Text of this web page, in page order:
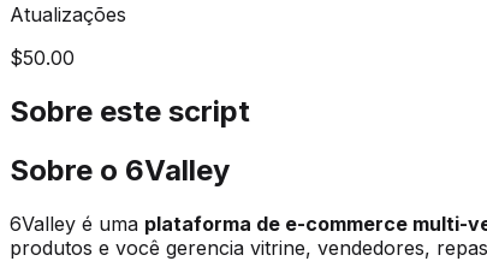
Atualizações
$50.00
Sobre este script
Sobre o 6Valley
6Valley é uma plataforma de e-commerce multi-
produtos e você gerencia vitrine, vendedores,